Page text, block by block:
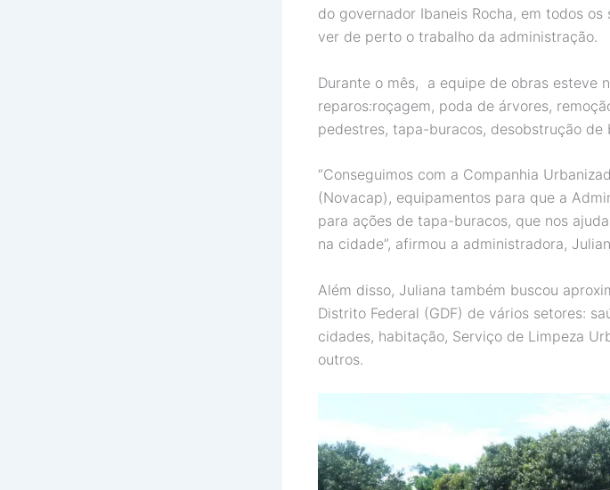
do governador Ibaneis Rocha, em todos
ver de perto o trabalho da administração.
Durante o mês, a equipe de obras esteve
reparos:roçagem, poda de árvores,
pedestres, tapa-buracos, desobstrução de
“Conseguimos com a Companhia
(Novacap), equipamentos para que a
para ações de tapa-buracos, que nos
na cidade”, afirmou a administradora,
Além disso, Juliana também buscou
Distrito Federal (GDF) de vários setores:
cidades, habitação, Serviço de Limpeza
outros.